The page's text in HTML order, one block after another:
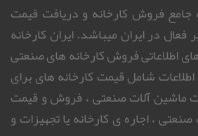
جامع فروش کارخانه و دریافت قیمت
فعال در ایران میباشد. ایران کارخانه
اطلاعاتی فروش کارخانه های صنعتی
شامل قیمت کارخانه های برای
آلات صنعتی ، فروش و قیمت
، اجاره ی کارخانه یا تجهیزات و